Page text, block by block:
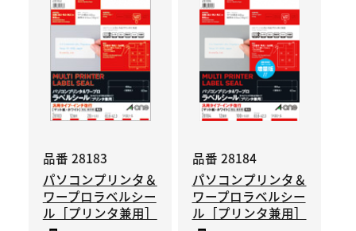
品番 28183
パソコンプリンタ＆
ワープロラベルシー
ル［プリンタ兼用］
品番 28184
パソコンプリンタ＆
ワープロラベルシー
ル［プリンタ兼用］